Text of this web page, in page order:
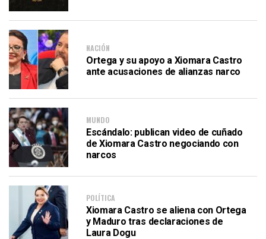
NACIÓN
Ortega y su apoyo a Xiomara Castro
ante acusaciones de alianzas narco
MUNDO
Escándalo: publican video de cuñado
de Xiomara Castro negociando con
narcos
POLÍTICA
Xiomara Castro se aliena con Ortega
y Maduro tras declaraciones de
Laura Dogu